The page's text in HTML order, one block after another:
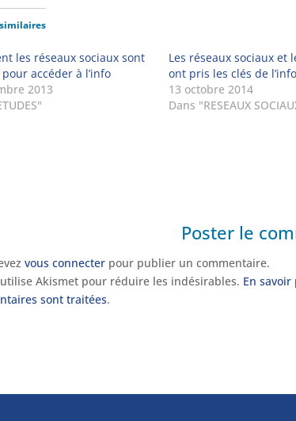
les réseaux sociaux sont
accéder à l’info
2013
Les réseaux sociaux et
ont pris les clés de l’info
13 octobre 2014
Dans "RESEAUX
Poster le
vous connecter pour publier un commentaire.
Akismet pour réduire les indésirables. En
sont traitées.